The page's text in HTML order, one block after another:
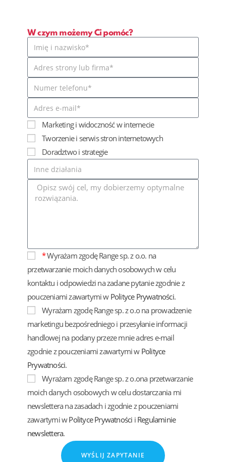
W czym możemy Ci pomóc?
Marketing i widoczność w internecie
Tworzenie i serwis stron internetowych
Doradztwo i strategie
*Wyrażam zgodę Range sp. z o.o. na
przetwarzanie moich danych osobowych w celu
kontaktu i odpowiedzi na zadane pytanie zgodnie z
pouczeniami zawartymi w Polityce Prywatności.
Wyrażam zgodę Range sp. z o.o na prowadzenie
marketingu bezpośredniego i przesyłanie informacji
handlowej na podany przeze mnie adres e-mail
zgodnie z pouczeniami zawartymi w Polityce
Prywatności.
Wyrażam zgodę Range sp. z o.ona przetwarzanie
moich danych osobowych w celu dostarczania mi
newslettera na zasadach i zgodnie z pouczeniami
zawartymi wPolityce Prywatności i Regulaminie
newslettera.
WYŚLIJ ZAPYTANIE